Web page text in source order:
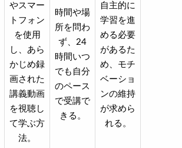
やスマー
トフォン
を使用
し、あら
かじめ録
画された
講義動画
を視聴し
て学ぶ方
法。
時間や場
所を問わ
ず、24
時間いつ
でも自分
のペース
で受講で
きる。
自主的に
学習を進
める必要
があるた
め、モチ
ベーショ
ンの維持
が求めら
れる。